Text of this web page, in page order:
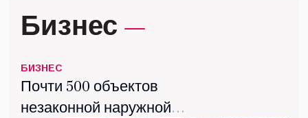
Бизнес
БИЗНЕС
Почти 500 объектов
незаконной наружной